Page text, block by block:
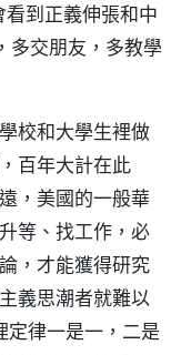
到正義伸張和中
多交朋友，多教學
校和大學生裡做
百年大計在此
，美國的一般華
等、找工作，必
，才能獲得研究
義思潮者就難以
定律一是一，二是